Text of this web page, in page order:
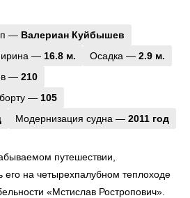
— Валериан Куйбышев
— 16.8 м. Осадка — 2.9 м.
— 210
— 105
Модернизация судна — 2011 год
путешествии,
его на четырехпалубном теплоходе
«Мстислав Ростропович».